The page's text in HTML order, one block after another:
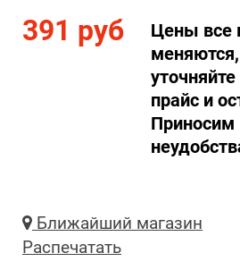
391 руб
Цены все
меняются,
прайс и
Приносим
Ближайший магазин
Распечатать